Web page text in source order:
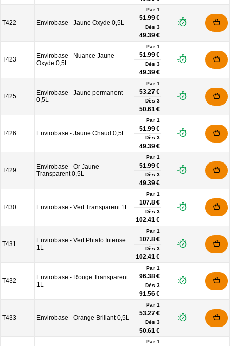
T422 Envirobase - Jaune Oxyde 0,5L
Par 1
51.99 €
Dès 3
49.39 €
T423
Envirobase - Nuance Jaune
Oxyde 0,5L
Par 1
51.99 €
Dès 3
49.39 €
T425
Envirobase - Jaune permanent
0,5L
Par 1
53.27 €
Dès 3
50.61 €
T426 Envirobase - Jaune Chaud 0,5L
Par 1
51.99 €
Dès 3
49.39 €
T429
Envirobase - Or Jaune
Transparent 0,5L
Par 1
51.99 €
Dès 3
49.39 €
T430 Envirobase - Vert Transparent 1L
Par 1
107.8 €
Dès 3
102.41 €
T431
Envirobase - Vert Phtalo Intense
1L
Par 1
107.8 €
Dès 3
102.41 €
T432
Envirobase - Rouge Transparent
1L
Par 1
96.38 €
Dès 3
91.56 €
T433 Envirobase - Orange Brillant 0,5L
Par 1
53.27 €
Dès 3
50.61 €
Par 1